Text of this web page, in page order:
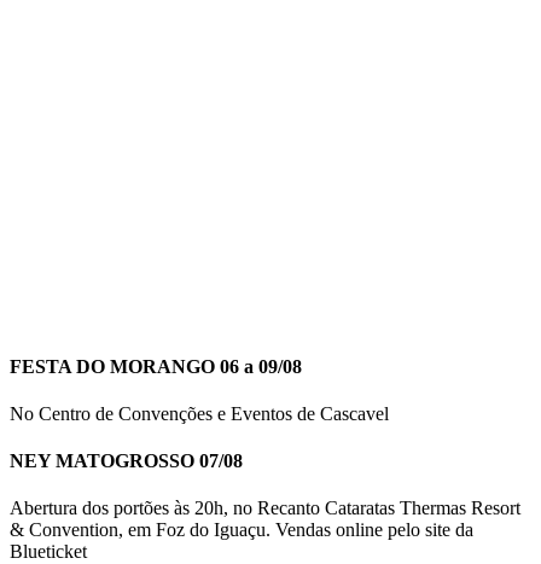
FESTA DO MORANGO 06 a 09/08
No Centro de Convenções e Eventos de Cascavel
NEY MATOGROSSO 07/08
Abertura dos portões às 20h, no Recanto Cataratas Thermas Resort
& Convention, em Foz do Iguaçu. Vendas online pelo site da
Blueticket